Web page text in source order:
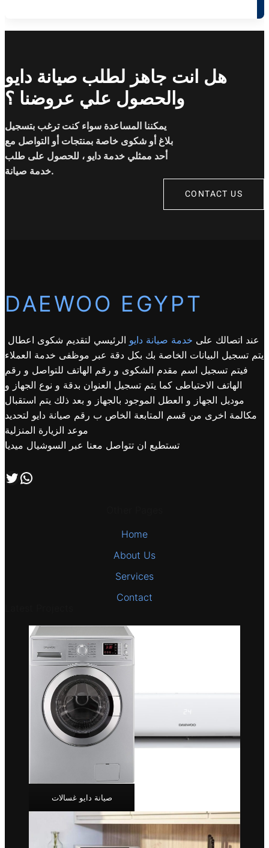
هل انت جاهز لطلب صيانة دايو
والحصول علي عروضنا ؟
يمكننا المساعدة سواء كنت ترغب بتسجيل
بلاغ أو شكوى خاصة بمنتجات أو التواصل مع
أحد ممثلي خدمة دايو ، للحصول على طلب
خدمة صيانة.
CONTACT US
DAEWOO EGYPT
عند اتصالك على خدمة صيانة دايو الرئيسي لتقديم شكوى اعطال
يتم تسجيل البيانات الخاصة بك بكل دقة عبر موظفى خدمة العملاء
فيتم تسجيل اسم مقدم الشكوى و رقم الهاتف للتواصل و رقم
الهاتف الاحتياطى كما يتم تسجيل العنوان بدقة و نوع الجهاز و
موديل الجهاز و العطل الموجود بالجهاز و بعد ذلك يتم استقبال
مكالمة اخرى من قسم المتابعة الخاص ب رقم صيانة دايو لتحديد
موعد الزيارة المنزلية
تستطيع ان تتواصل معنا عبر السوشيال ميديا
تابعنا علي صفحة التويتر اتصل بنا علي طريق الوتساب
Home
About Us
Services
Contact
صيانة دايو غسالات